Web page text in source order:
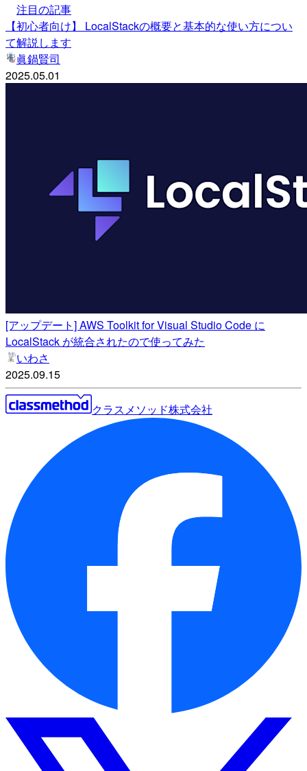
注目の記事
【初心者向け】 LocalStackの概要と基本的な使い方につい
て解説します
眞鍋賢司
2025.05.01
[アップデート] AWS Toolkit for Visual Studio Code に
LocalStack が統合されたので使ってみた
いわさ
2025.09.15
クラスメソッド株式会社